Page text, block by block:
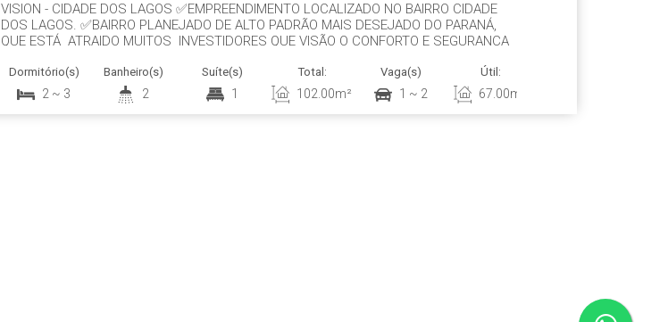
2 ~ 3
Dormitório(s)
2
Banheiro(s)
1
Suíte(s) Total:
102 .00m² 1 ~ 2
Vaga(s) Útil:
67 .00m²
VISION - CIDADE DOS LAGOS ✅EMPREENDIMENTO LOCALIZADO NO BAIRRO CIDADE
DOS LAGOS. ✅BAIRRO PLANEJADO DE ALTO PADRÃO MAIS DESEJADO DO PARANÁ,
QUE ESTÁ ATRAIDO MUITOS INVESTIDORES QUE VISÃO O CONFORTO E SEGURANÇA
local para meditar. Lazer e Comodidades Salão de festas: totalmente equipado
com mesas,...